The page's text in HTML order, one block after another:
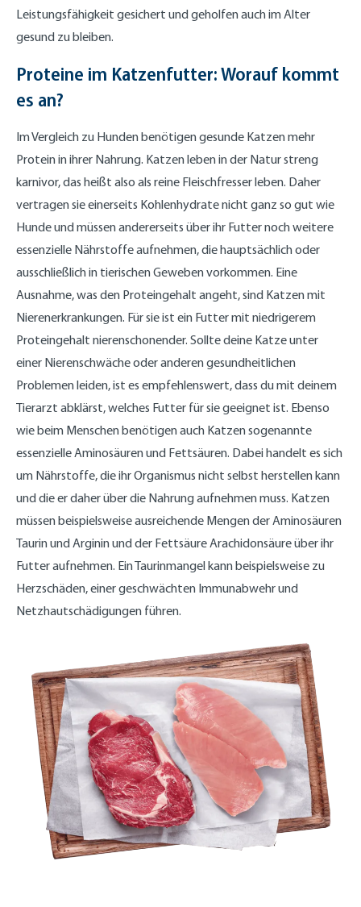
Leistungsfähigkeit gesichert und geholfen auch im Alter
gesund zu bleiben.
Proteine im Katzenfutter: Worauf kommt
es an?
Im Vergleich zu Hunden benötigen gesunde Katzen mehr
Protein in ihrer Nahrung. Katzen leben in der Natur streng
karnivor, das heißt also als reine Fleischfresser leben. Daher
vertragen sie einerseits Kohlenhydrate nicht ganz so gut wie
Hunde und müssen andererseits über ihr Futter noch weitere
essenzielle Nährstoffe aufnehmen, die hauptsächlich oder
ausschließlich in tierischen Geweben vorkommen. Eine
Ausnahme, was den Proteingehalt angeht, sind Katzen mit
Nierenerkrankungen. Für sie ist ein Futter mit niedrigerem
Proteingehalt nierenschonender. Sollte deine Katze unter
einer Nierenschwäche oder anderen gesundheitlichen
Problemen leiden, ist es empfehlenswert, dass du mit deinem
Tierarzt abklärst, welches Futter für sie geeignet ist. Ebenso
wie beim Menschen benötigen auch Katzen sogenannte
essenzielle Aminosäuren und Fettsäuren. Dabei handelt es sich
um Nährstoffe, die ihr Organismus nicht selbst herstellen kann
und die er daher über die Nahrung aufnehmen muss. Katzen
müssen beispielsweise ausreichende Mengen der Aminosäuren
Taurin und Arginin und der Fettsäure Arachidonsäure über ihr
Futter aufnehmen. Ein Taurinmangel kann beispielsweise zu
Herzschäden, einer geschwächten Immunabwehr und
Netzhautschädigungen führen.